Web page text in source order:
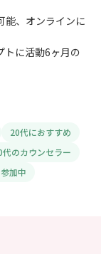
能、オンラインに
トに活動6ヶ月の
20代におすすめ
代のカウンセラー
加中